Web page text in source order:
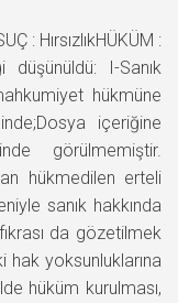
: HırsızlıkHÜKÜM :
I-Sanık
hükmüne
içeriğine
görülmemiştir.
hükmedilen erteli
sanık hakkında
da gözetilmek
hak yoksunluklarına
hüküm kurulması,